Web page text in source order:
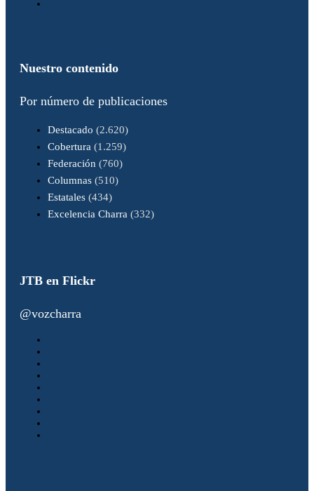
Nuestro contenido
Por número de publicaciones
Destacado (2.620)
Cobertura (1.259)
Federación (760)
Columnas (510)
Estatales (434)
Excelencia Charra (332)
JTB en Flickr
@vozcharra